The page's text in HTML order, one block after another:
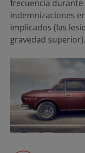
frecuencia durante
indemnizaciones
implicados (las
gravedad superior).